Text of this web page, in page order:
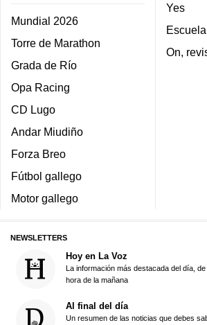
Mundial 2026
Torre de Marathon
Grada de Río
Opa Racing
CD Lugo
Andar Miudiño
Forza Breo
Fútbol gallego
Motor gallego
Yes
Escuela
On,
NEWSLETTERS
Hoy en La Voz
La información más destacada del día,
hora de la mañana
Al final del día
Un resumen de las noticias que debes